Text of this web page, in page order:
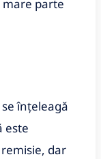
parte
înțeleagă
este
dar